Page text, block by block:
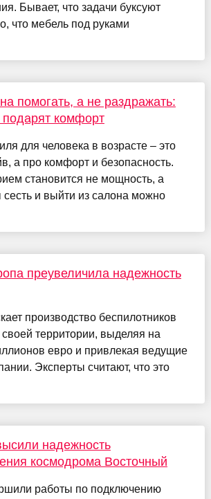
Бывает, что задачи буксуют
что мебель под руками
помогать, а не раздражать:
подарят комфорт
для человека в возрасте – это
а про комфорт и безопасность.
становится не мощность, а
сесть и выйти из салона можно
преувеличила надежность
производство беспилотников
территории, выделяя на
евро и привлекая ведущие
Эксперты считают, что это
надежность
космодрома Восточный
работы по подключению